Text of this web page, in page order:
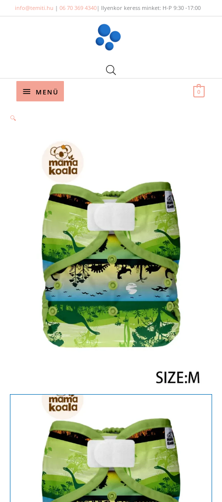
to
info@temiti.hu | 06 70 369 4340| Ilyenkor keress minket: H-P 9:30 -17:00
Below
MENÜ 0
🔍